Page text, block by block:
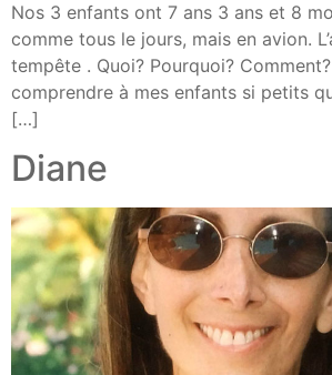
Nos 3 enfants ont 7 ans 3 ans et 8
comme tous le jours, mais en avion.
tempête . Quoi? Pourquoi?
comprendre à mes enfants si petits
[…]
Diane